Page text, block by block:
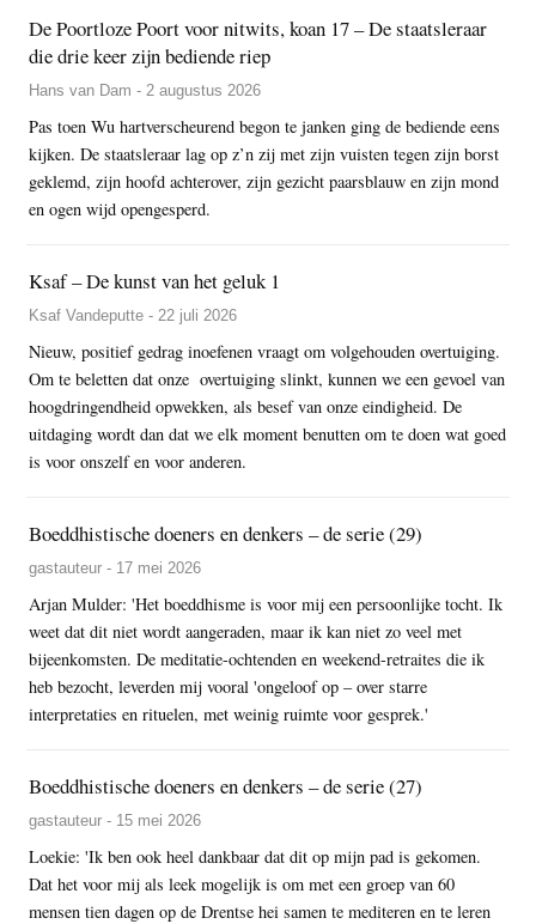
De Poortloze Poort voor nitwits, koan 17 – De staatsleraar
die drie keer zijn bediende riep
Hans van Dam - 2 augustus 2026
Pas toen Wu hartverscheurend begon te janken ging de bediende eens
kijken. De staatsleraar lag op z’n zij met zijn vuisten tegen zijn borst
geklemd, zijn hoofd achterover, zijn gezicht paarsblauw en zijn mond
en ogen wijd opengesperd.
Ksaf – De kunst van het geluk 1
Ksaf Vandeputte - 22 juli 2026
Nieuw, positief gedrag inoefenen vraagt om volgehouden overtuiging.
Om te beletten dat onze overtuiging slinkt, kunnen we een gevoel van
hoogdringendheid opwekken, als besef van onze eindigheid. De
uitdaging wordt dan dat we elk moment benutten om te doen wat goed
is voor onszelf en voor anderen.
Boeddhistische doeners en denkers – de serie (29)
gastauteur - 17 mei 2026
Arjan Mulder: 'Het boeddhisme is voor mij een persoonlijke tocht. Ik
weet dat dit niet wordt aangeraden, maar ik kan niet zo veel met
bijeenkomsten. De meditatie-ochtenden en weekend-retraites die ik
heb bezocht, leverden mij vooral 'ongeloof op – over starre
interpretaties en rituelen, met weinig ruimte voor gesprek.'
Boeddhistische doeners en denkers – de serie (27)
gastauteur - 15 mei 2026
Loekie: 'Ik ben ook heel dankbaar dat dit op mijn pad is gekomen.
Dat het voor mij als leek mogelijk is om met een groep van 60
mensen tien dagen op de Drentse hei samen te mediteren en te leren